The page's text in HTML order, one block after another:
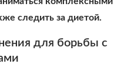
следить за диетой.
для борьбы с